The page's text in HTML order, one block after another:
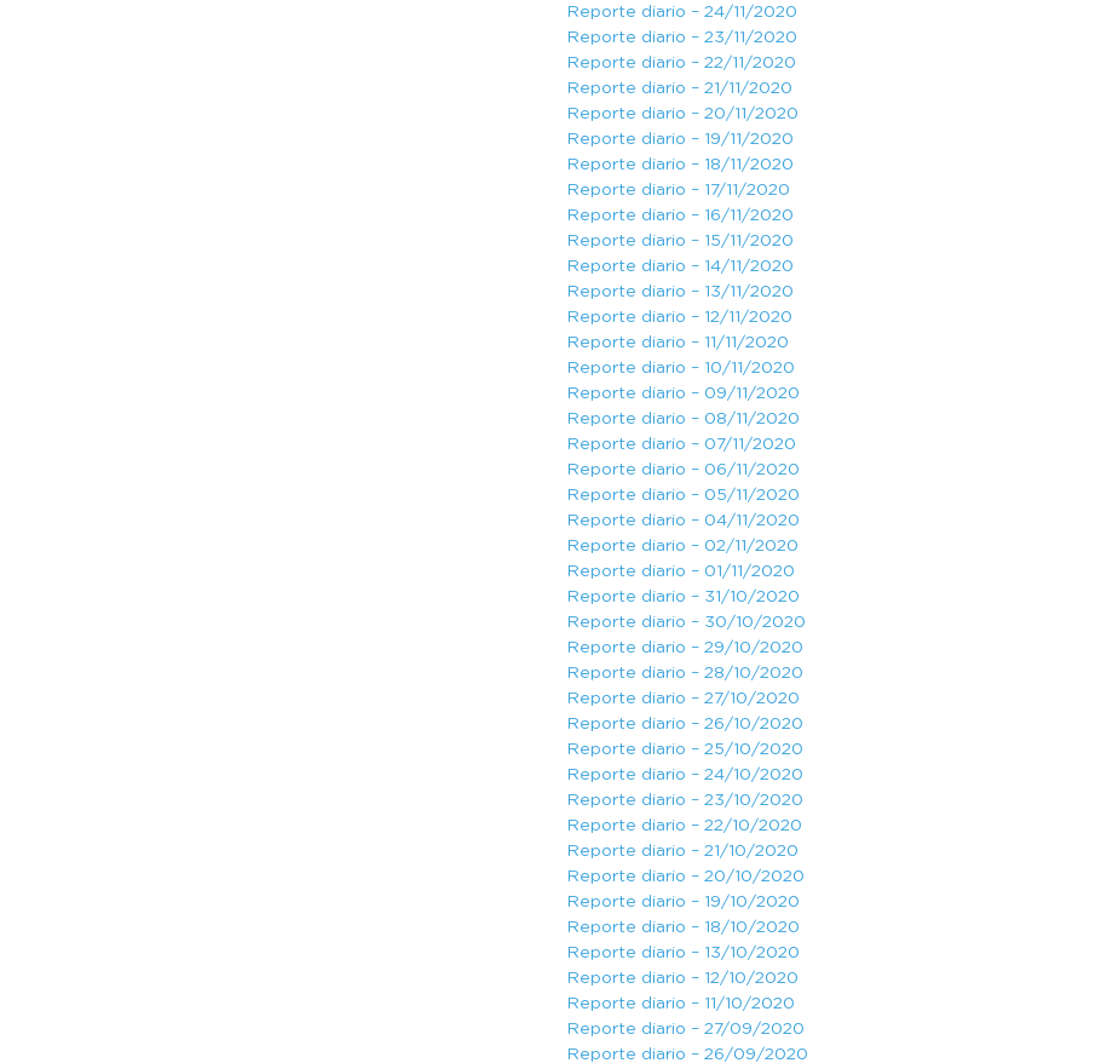
Reporte diario – 24/11/2020
Reporte diario – 23/11/2020
Reporte diario – 22/11/2020
Reporte diario – 21/11/2020
Reporte diario – 20/11/2020
Reporte diario – 19/11/2020
Reporte diario – 18/11/2020
Reporte diario – 17/11/2020
Reporte diario – 16/11/2020
Reporte diario – 15/11/2020
Reporte diario – 14/11/2020
Reporte diario – 13/11/2020
Reporte diario – 12/11/2020
Reporte diario – 11/11/2020
Reporte diario – 10/11/2020
Reporte diario – 09/11/2020
Reporte diario – 08/11/2020
Reporte diario – 07/11/2020
Reporte diario – 06/11/2020
Reporte diario – 05/11/2020
Reporte diario – 04/11/2020
Reporte diario – 02/11/2020
Reporte diario – 01/11/2020
Reporte diario – 31/10/2020
Reporte diario – 30/10/2020
Reporte diario – 29/10/2020
Reporte diario – 28/10/2020
Reporte diario – 27/10/2020
Reporte diario – 26/10/2020
Reporte diario – 25/10/2020
Reporte diario – 24/10/2020
Reporte diario – 23/10/2020
Reporte diario – 22/10/2020
Reporte diario – 21/10/2020
Reporte diario – 20/10/2020
Reporte diario – 19/10/2020
Reporte diario – 18/10/2020
Reporte diario – 13/10/2020
Reporte diario – 12/10/2020
Reporte diario – 11/10/2020
Reporte diario – 27/09/2020
Reporte diario – 26/09/2020